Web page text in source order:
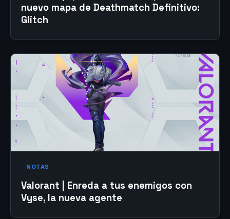
nuevo mapa de Deathmatch Definitivo:
Glitch
NOTAS
Valorant | Enreda a tus enemigos con
Vyse, la nueva agente